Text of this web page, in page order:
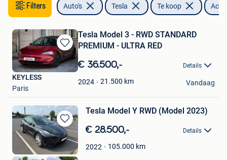
Filters Auto's Tesla Te koop
Bewaren
in
Mijn
Favorieten
Tesla Model 3 - RWD STANDARD
PREMIUM - ULTRA RED
€ 36.500,- Details
2024 21.500 km
KEYLESS
Paris
Vandaag
Bewaren
in
Mijn
Favorieten
Tesla Model Y RWD (Model 2023)
€ 28.500,- Details
2022 105.000 km